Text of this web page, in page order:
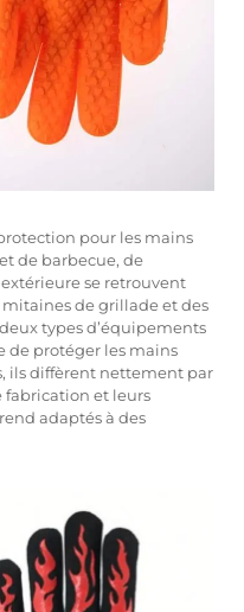
pour les mains
de barbecue, de
se retrouvent
de grillade et des
types d’équipements
protéger les mains
ils diffèrent nettement par
et leurs
adaptés à des